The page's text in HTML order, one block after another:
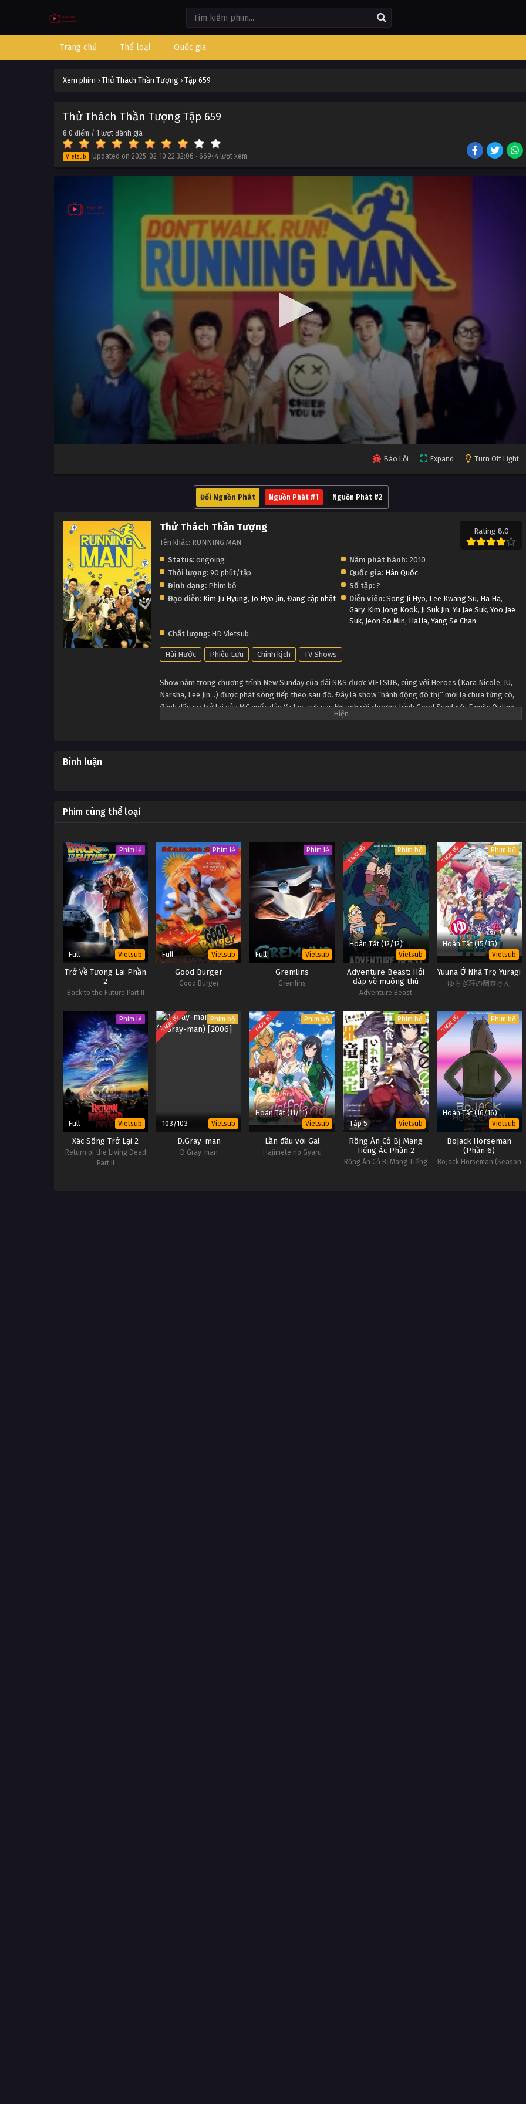
Trang chủ Thể loại Quốc gia
Xem phim › Thử Thách Thần Tượng › Tập 659
Thử Thách Thần Tượng Tập 659
8.0 điểm / 1 lượt đánh giá
Vietsub Updated on 2025-02-10 22:32:06 · 66944 lượt xem
Báo Lỗi Expand Turn Off Light
Đổi Nguồn Phát Nguồn Phát #1 Nguồn Phát #2
Thử Thách Thần Tượng
Tên khác: RUNNING MAN
Rating 8.0
Status: ongoing Năm phát hành:2010
Thời lượng: 90 phút/tập Quốc gia: Hàn Quốc
Định dạng: Phim bộ Số tập:?
Đạo diễn: Kim Ju Hyung, Jo Hyo Jin, Đang cập nhật Diễn viên: Song Ji Hyo, Lee Kwang Su, Ha Ha,
Gary, Kim Jong Kook, Ji Suk Jin, Yu Jae Suk, Yoo Jae
Suk, Jeon So Min, HaHa, Yang Se Chan
Chất lượng: HD Vietsub
Hài Hước Phiêu Lưu Chính kịch TV Shows
Show nằm trong chương trình New Sunday của đài SBS được VIETSUB, cùng với Heroes (Kara Nicole, IU,
Narsha, Lee Jin…) được phát sóng tiếp theo sau đó. Đây là show “hành động đô thị” mới lạ chưa từng có,
đánh dấu sự trở lại của MC quốc dân Yu Jae-suk sau khi anh rời chương trình Good Sunday’s Family Outing
vào tháng 2/2010. Xem Running Man, đảm bảo các bạn sẽ phải cười lăn cười bò vì sự hài hước của các thành
Bình luận
Phim cùng thể loại
Phim lẻ
Full Vietsub
Trở Về Tương Lai Phần
2
Back to the Future Part II
Phim lẻ
Full Vietsub
Good Burger
Good Burger
Phim lẻ
Full Vietsub
Gremlins
Gremlins
TRỌN BỘ Phim bộ
Hoàn Tất (12/12)
Vietsub
Adventure Beast: Hỏi
đáp về muông thú
Adventure Beast
TRỌN BỘ Phim bộ
Hoàn Tất (15/15)
Vietsub
Yuuna Ở Nhà Trọ Yuragi
ゆらぎ荘の幽奈さん
Phim lẻ
Full Vietsub
Xác Sống Trở Lại 2
Return of the Living Dead
Part II
TRỌN BỘ Phim bộ
103/103 Vietsub
D.Gray-man
D.Gray-man
TRỌN BỘ Phim bộ
Hoàn Tất (11/11)
Vietsub
Lần đầu với Gal
Hajimete no Gyaru
Phim bộ
Tập 5 Vietsub
Rồng Ăn Cỏ Bị Mang
Tiếng Ác Phần 2
Rồng Ăn Cỏ Bị Mang Tiếng
TRỌN BỘ Phim bộ
Hoàn Tất (16/16)
Vietsub
BoJack Horseman
(Phần 6)
BoJack Horseman (Season